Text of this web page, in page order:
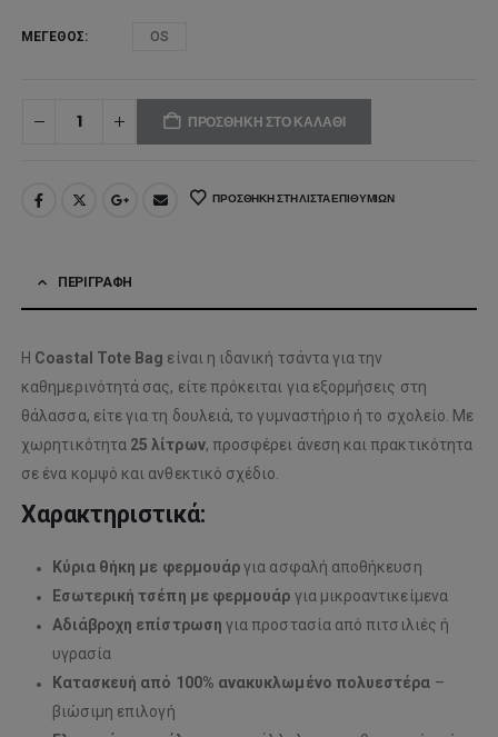
ΜΈΓΕΘΟΣ OS
ΠΡΟΣΘΉΚΗ ΣΤΟ ΚΑΛΆΘΙ
ΠΡΟΣΘΉΚΗ ΣΤΗ ΛΊΣΤΑ ΕΠΙΘΥΜΙΏΝ
ΠΕΡΙΓΡΑΦΉ
Η Coastal Tote Bag είναι η ιδανική τσάντα για την
καθημερινότητά σας, είτε πρόκειται για εξορμήσεις στη
θάλασσα, είτε για τη δουλειά, το γυμναστήριο ή το σχολείο. Με
χωρητικότητα 25 λίτρων, προσφέρει άνεση και πρακτικότητα
σε ένα κομψό και ανθεκτικό σχέδιο.
Χαρακτηριστικά:
Κύρια θήκη με φερμουάργια ασφαλή αποθήκευση
Εσωτερική τσέπη με φερμουάρ για μικροαντικείμενα
Αδιάβροχη επίστρωση για προστασία από πιτσιλιές ή
υγρασία
Κατασκευή από 100% ανακυκλωμένο πολυεστέρα –
βιώσιμη επιλογή